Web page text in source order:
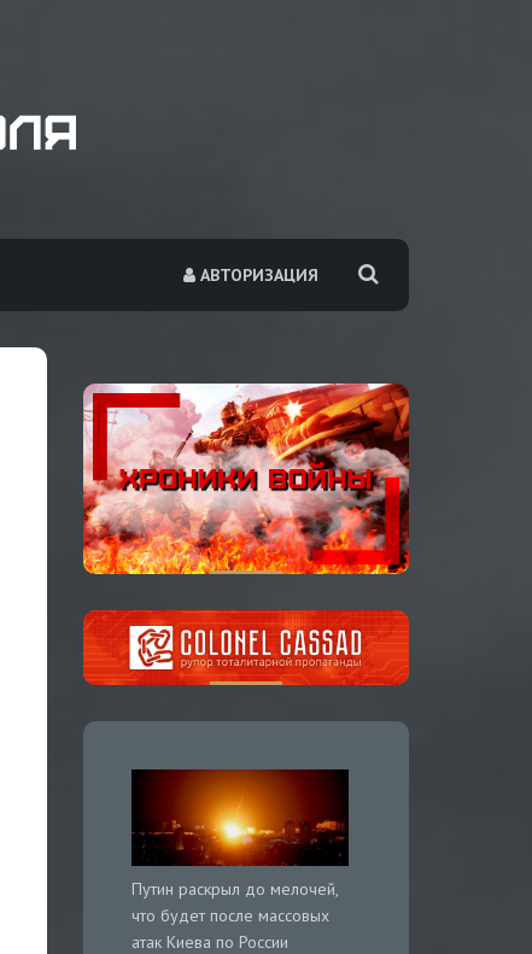
АВТОРИЗАЦИЯ
Путин раскрыл до мелочей,
что будет после массовых
атак Киева по России